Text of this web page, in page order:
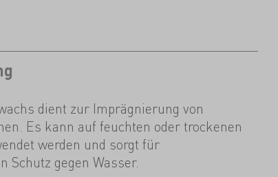
dient zur Imprägnierung von
Es kann auf feuchten oder trockenen
werden und sorgt für
Schutz gegen Wasser.